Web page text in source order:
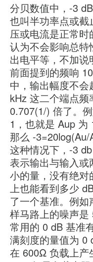
分贝数值中，-3
也叫半功率点或
压或电流是正常
认为不会影响总
出电平等，不加
前面提到的频响
中，输出幅度不
kHz 这二个端点
0.707(1/) 倍了。
1，也就是 Aup
那么 -
这种情况下，-3
表示输出与输入
小的量，没有绝
上也能看到多少
了一个基准。例
样马路上的噪声
常用的 0 dB 基准
满刻度的量值为
在 600Ω 负载上产